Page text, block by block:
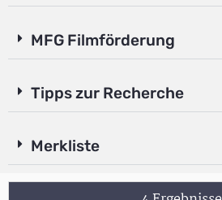
MFG Filmförderung
Tipps zur Recherche
Merkliste